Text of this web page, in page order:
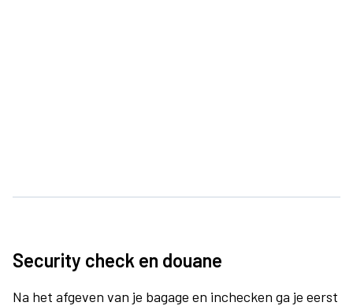
Security check en douane
Na het afgeven van je bagage en inchecken ga je eerst